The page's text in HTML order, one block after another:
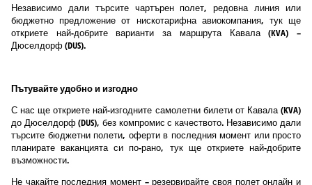
Независимо дали търсите чартърен полет, редовна линия или
бюджетно предложение от нискотарифна авиокомпания, тук ще
откриете най-добрите варианти за маршрута Кавала (KVA) –
Дюселдорф (DUS).
Пътувайте удобно и изгодно
С нас ще откриете най-изгодните самолетни билети от Кавала (KVA)
до Дюселдорф (DUS), без компромис с качеството. Независимо дали
търсите бюджетни полети, оферти в последния момент или просто
планирате ваканцията си по-рано, тук ще откриете най-добрите
възможности.
Не чакайте последния момент – резервирайте своя полет онлайн и